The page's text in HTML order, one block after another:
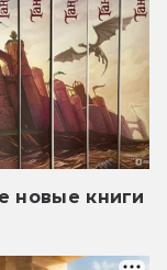
новые книги